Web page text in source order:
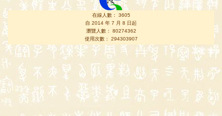
在線人數： 3605
自 2014 年 7 月 8 日起
瀏覽人數： 80274362
使用次數： 294303907